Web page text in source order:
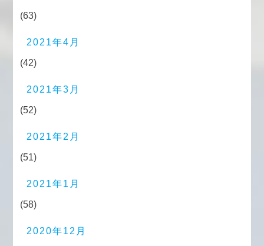
(63)
2021年4月
(42)
2021年3月
(52)
2021年2月
(51)
2021年1月
(58)
2020年12月